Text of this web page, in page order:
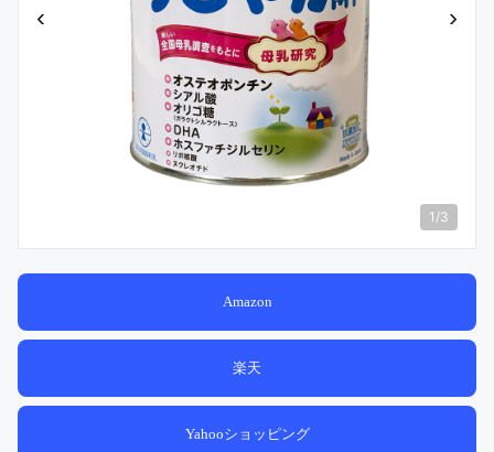
‹ ›
1 /3
Amazon
楽天
Yahooショッピング